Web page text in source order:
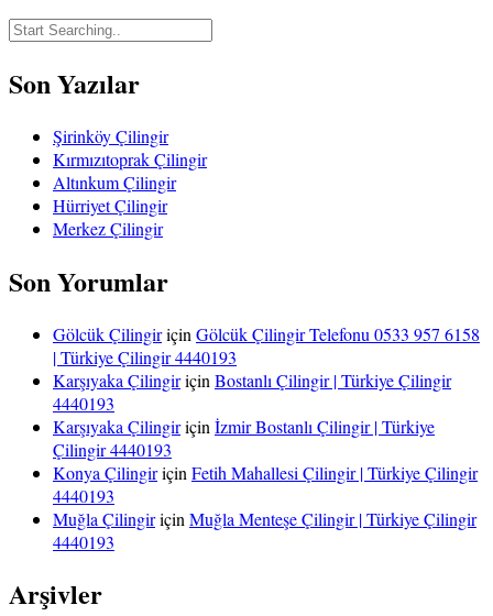
Son Yazılar
Şirinköy Çilingir
Kırmızıtoprak Çilingir
Altınkum Çilingir
Hürriyet Çilingir
Merkez Çilingir
Son Yorumlar
Gölcük Çilingiriçin Gölcük Çilingir Telefonu 0533 957 6158
| Türkiye Çilingir 4440193
Karşıyaka Çilingiriçin Bostanlı Çilingir | Türkiye Çilingir
4440193
Karşıyaka Çilingiriçin İzmir Bostanlı Çilingir | Türkiye
Çilingir 4440193
Konya Çilingiriçin Fetih Mahallesi Çilingir | Türkiye Çilingir
4440193
Muğla Çilingiriçin Muğla Menteşe Çilingir | Türkiye Çilingir
4440193
Arşivler